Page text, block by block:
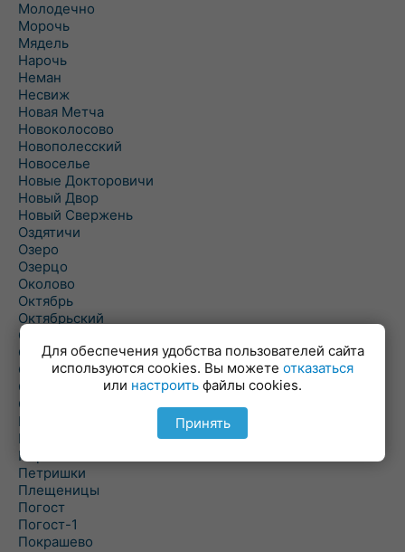
Молодечно
Морочь
Мядель
Нарочь
Неман
Несвиж
Новая Метча
Новоколосово
Новополесский
Новоселье
Новые Докторовичи
Новый Двор
Новый Свержень
Оздятичи
Озеро
Озерцо
Околово
Октябрь
Октябрьский
Олехновичи
Омговичи
Оношки
Осовец
Острошицкий Городок
Пасека
Пастовичи
Першаи
Петришки
Плещеницы
Погост
Погост-1
Покрашево
Для обеспечения удобства пользователей сайта
используются cookies. Вы можете отказаться
или настроить файлы cookies.
Принять